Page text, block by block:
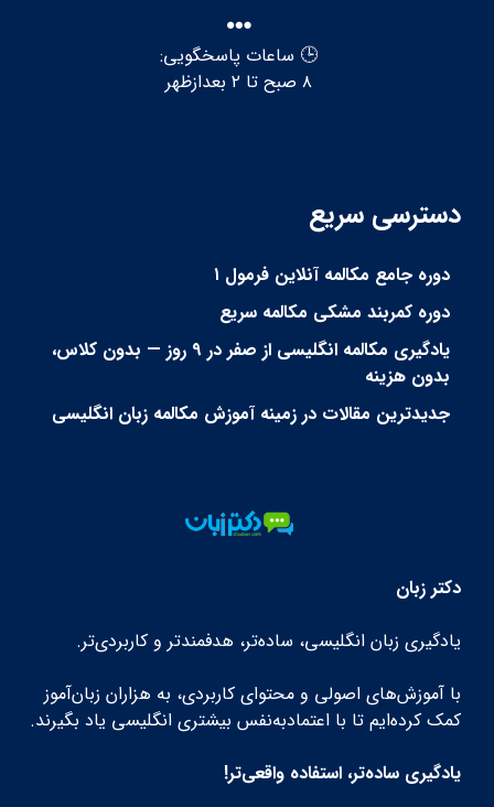
🕒 ساعات پاسخگویی:
۸ صبح تا ۲ بعدازظهر
دسترسی سریع
دوره جامع مکالمه آنلاین فرمول ۱
دوره کمربند مشکی مکالمه سریع
یادگیری مکالمه انگلیسی از صفر در ۹ روز — بدون کلاس،
بدون هزینه
جدیدترین مقالات در زمینه آموزش مکالمه زبان انگلیسی
دکتر زبان
یادگیری زبان انگلیسی، ساده‌تر، هدفمندتر و کاربردی‌تر.
با آموزش‌های اصولی و محتوای کاربردی، به هزاران زبان‌آموز
کمک کرده‌ایم تا با اعتمادبه‌نفس بیشتری انگلیسی یاد بگیرند.
یادگیری ساده‌تر، استفاده واقعی‌تر!